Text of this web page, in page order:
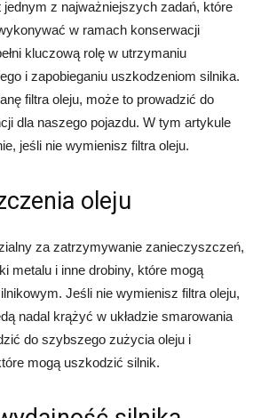
jednym z najważniejszych zadań, które
w ramach konserwacji
kluczową rolę w utrzymaniu
i zapobieganiu uszkodzeniom silnika.
filtra oleju, może to prowadzić do
dla naszego pojazdu. W tym artykule
jeśli nie wymienisz filtra oleju.
oleju
za zatrzymywanie zanieczyszczeń,
metalu i inne drobiny, które mogą
Jeśli nie wymienisz filtra oleju,
nadal krążyć w układzie smarowania
do szybszego zużycia oleju i
mogą uszkodzić silnik.